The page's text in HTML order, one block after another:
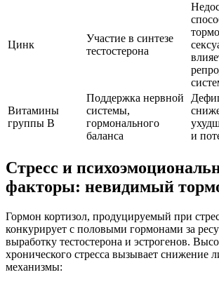
Цинк
Участие в синтезе
тестостерона
Витамины
группы B
Поддержка нервной
системы,
гормонального
баланса
и
Стресс и
факторы: невидимый
Гормон кортизол, продуцируемый при
конкурирует с половыми гормонами за
выработку тестостерона и эстрогенов.
хронического стресса вызывает снижение
механизмы: